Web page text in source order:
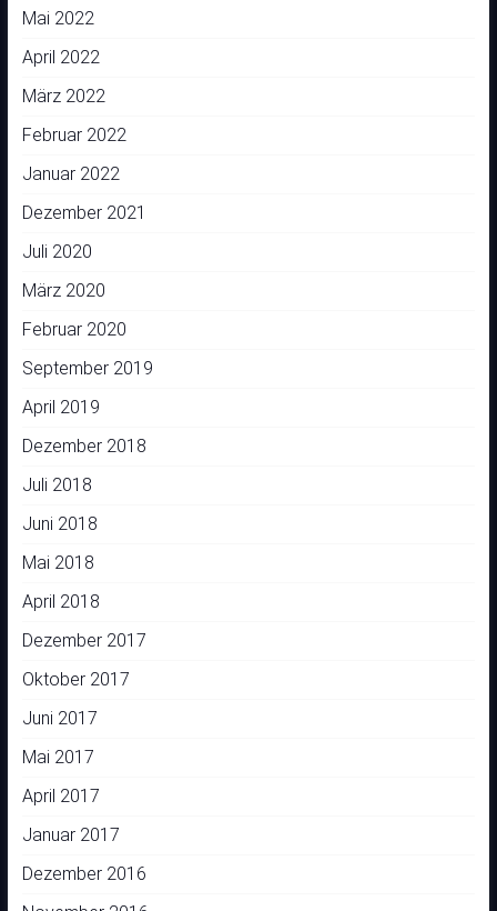
Mai 2022
April 2022
März 2022
Februar 2022
Januar 2022
Dezember 2021
Juli 2020
März 2020
Februar 2020
September 2019
April 2019
Dezember 2018
Juli 2018
Juni 2018
Mai 2018
April 2018
Dezember 2017
Oktober 2017
Juni 2017
Mai 2017
April 2017
Januar 2017
Dezember 2016